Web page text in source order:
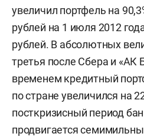
увеличил портфель на
рублей на 1 июля 2012
рублей. В абсолютных
третья после Сбера и «АК
временем кредитный
по стране увеличился на
посткризисный период
продвигается